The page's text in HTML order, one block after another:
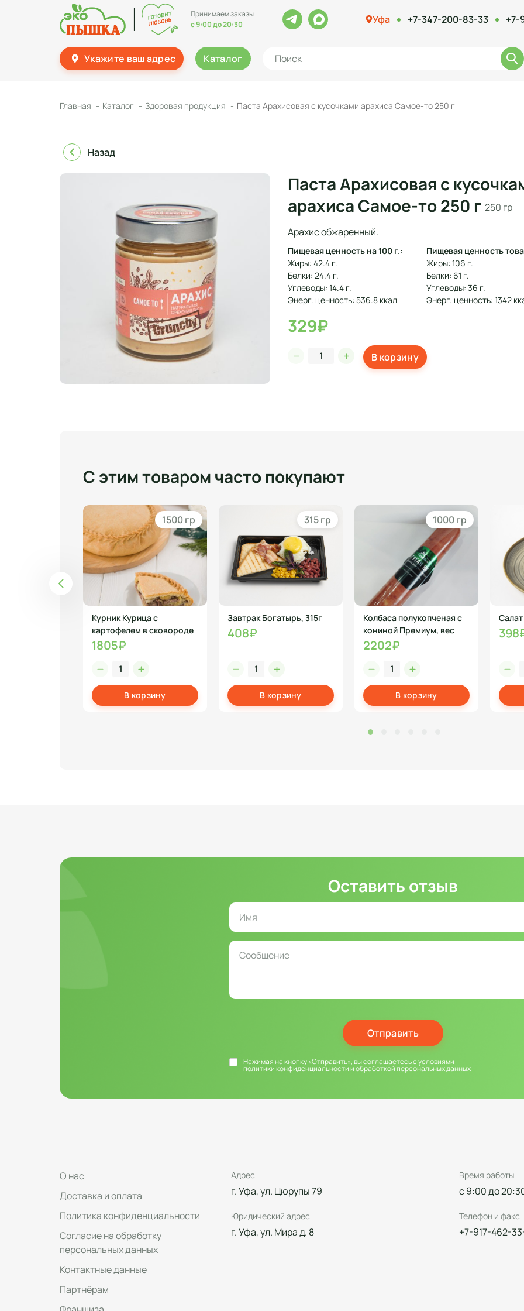
Принимаем заказы
с 9:00 до 20:30
Уфа +7-347-200-83-33 +7-
Укажите ваш адрес Каталог
Главная Каталог Здоровая продукция Паста Арахисовая с кусочками арахиса Самое-то 250 г
Назад
Паста Арахисовая с
арахиса Самое-то 250 г 250 гр
Арахис обжаренный.
Пищевая ценность на 100 г.:
Жиры: 42.4 г.
Белки: 24.4 г.
Углеводы: 14.4 г.
Энерг. ценность: 536.8 ккал
Пищевая ценность
Жиры: 106 г.
Белки: 61 г.
Углеводы: 36 г.
Энерг. ценность: 1342
329₽
В корзину
С этим товаром часто покупают
1500 гр
Курник Курица с
картофелем в сковороде
1805₽
В корзину
315 гр
Завтрак Богатырь, 315г
408₽
В корзину
1000 гр
Колбаса полукопченая с
кониной Премиум, вес
2202₽
В корзину
Оставить отзыв
Отправить
Нажимая на кнопку «Отправить», вы соглашаетесь с условиями
политики конфиденциальностииобработкой персональных данных
О нас
Доставка и оплата
Политика конфиденциальности
Согласие на обработку
персональных данных
Контактные данные
Партнёрам
Адрес
г. Уфа, ул. Цюрупы 79
Юридический адрес
г. Уфа, ул. Мира д. 8
Время работы
с 9:00 до
Телефон и факс
+7-917-462-